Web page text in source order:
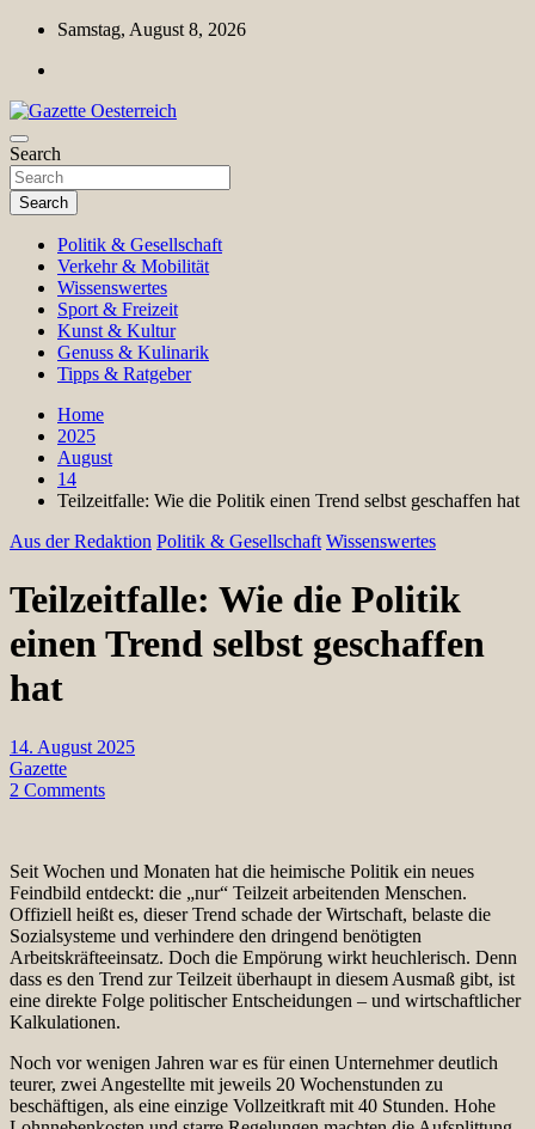
Skip
content
Samstag, August 8, 2026
Gazette Oesterreich
Magazin für Freizeit, Politik, Kultur & Wissenschaft
Search
Search
Politik & Gesellschaft
Verkehr & Mobilität
Wissenswertes
Sport & Freizeit
Kunst & Kultur
Genuss & Kulinarik
Tipps & Ratgeber
Home
2025
August
14
Teilzeitfalle: Wie die Politik einen Trend selbst geschaffen hat
Aus der Redaktion Politik & Gesellschaft Wissenswertes
Teilzeitfalle: Wie die Politik
einen Trend selbst geschaffen
hat
14. August 2025
Gazette
2 Comments
Seit Wochen und Monaten hat die heimische Politik ein neues
Feindbild entdeckt: die „nur“ Teilzeit arbeitenden Menschen.
Offiziell heißt es, dieser Trend schade der Wirtschaft, belaste die
Sozialsysteme und verhindere den dringend benötigten
Arbeitskräfteeinsatz. Doch die Empörung wirkt heuchlerisch. Denn
dass es den Trend zur Teilzeit überhaupt in diesem Ausmaß gibt, ist
eine direkte Folge politischer Entscheidungen – und wirtschaftlicher
Kalkulationen.
Noch vor wenigen Jahren war es für einen Unternehmer deutlich
teurer, zwei Angestellte mit jeweils 20 Wochenstunden zu
beschäftigen, als eine einzige Vollzeitkraft mit 40 Stunden. Hohe